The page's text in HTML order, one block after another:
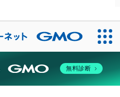
無料診断